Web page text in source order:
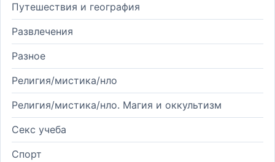
Путешествия и география
Развлечения
Разное
Религия/мистика/нло
Религия/мистика/нло. Магия и оккультизм
Секс учеба
Спорт